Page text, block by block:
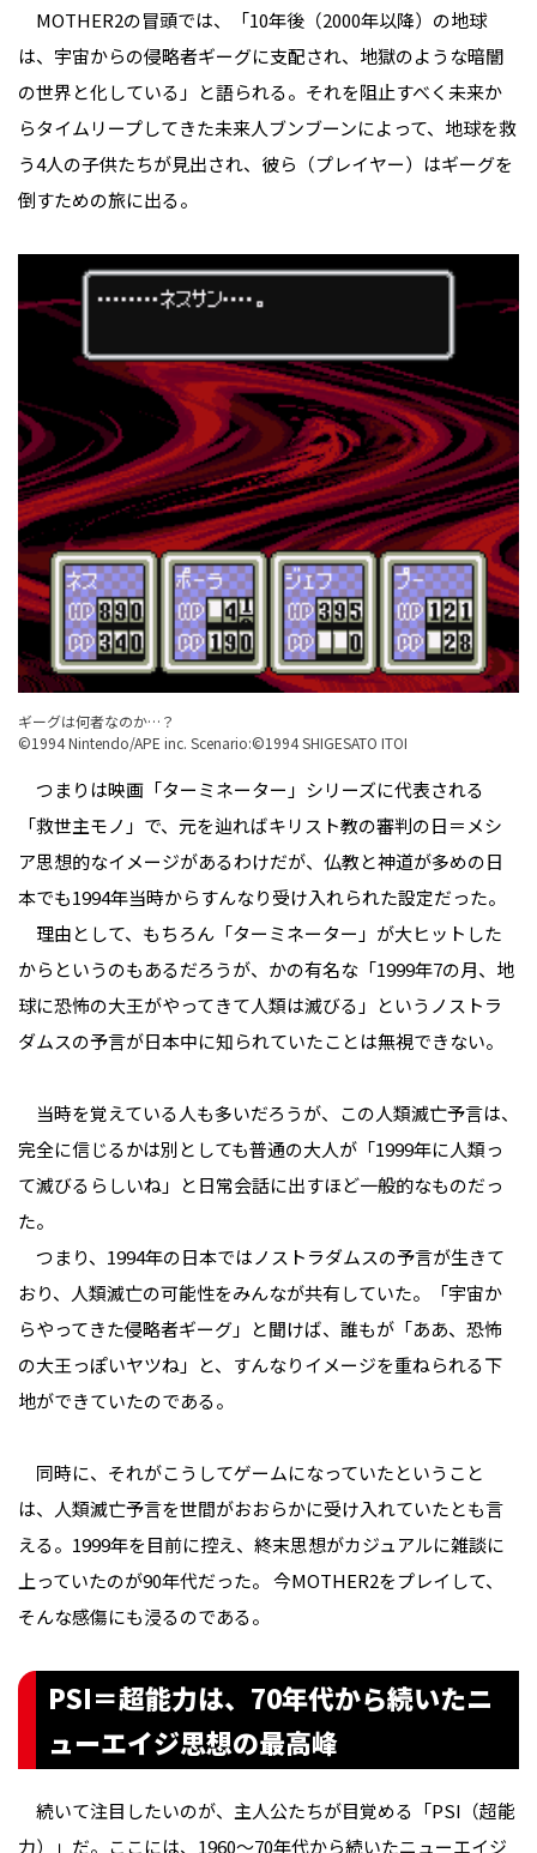
MOTHER2の冒頭では、「10年後（2000年以降）の地球
は、宇宙からの侵略者ギーグに支配され、地獄のような暗闇
の世界と化している」と語られる。それを阻止すべく未来か
らタイムリープしてきた未来人ブンブーンによって、地球を救
う4人の子供たちが見出され、彼ら（プレイヤー）はギーグを
倒すための旅に出る。
ギーグは何者なのか…？
©1994 Nintendo/APE inc. Scenario:©1994 SHIGESATO ITOI
つまりは映画「ターミネーター」シリーズに代表される
「救世主モノ」で、元を辿ればキリスト教の審判の日＝メシ
ア思想的なイメージがあるわけだが、仏教と神道が多めの日
本でも1994年当時からすんなり受け入れられた設定だった。
理由として、もちろん「ターミネーター」が大ヒットした
からというのもあるだろうが、かの有名な「1999年7の月、地
球に恐怖の大王がやってきて人類は滅びる」というノストラ
ダムスの予言が日本中に知られていたことは無視できない。
当時を覚えている人も多いだろうが、この人類滅亡予言は、
完全に信じるかは別としても普通の大人が「1999年に人類っ
て滅びるらしいね」と日常会話に出すほど一般的なものだっ
た。
つまり、1994年の日本ではノストラダムスの予言が生きて
おり、人類滅亡の可能性をみんなが共有していた。「宇宙か
らやってきた侵略者ギーグ」と聞けば、誰もが「ああ、恐怖
の大王っぽいヤツね」と、すんなりイメージを重ねられる下
地ができていたのである。
同時に、それがこうしてゲームになっていたということ
は、人類滅亡予言を世間がおおらかに受け入れていたとも言
える。1999年を目前に控え、終末思想がカジュアルに雑談に
上っていたのが90年代だった。 今MOTHER2をプレイして、
そんな感傷にも浸るのである。
PSI＝超能力は、70年代から続いたニ
ューエイジ思想の最高峰
続いて注目したいのが、主人公たちが目覚める「PSI（超能
力）」だ。ここには、1960〜70年代から続いたニューエイジ